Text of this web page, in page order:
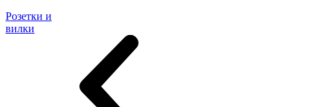
Розетки и
вилки